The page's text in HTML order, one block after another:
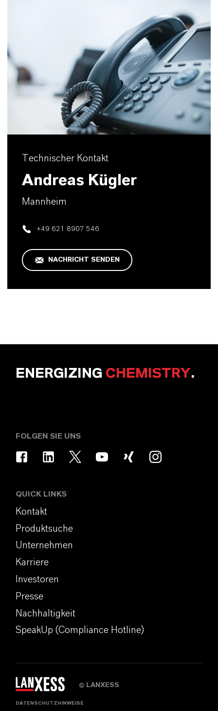
Technischer Kontakt
Andreas Kügler
Mannheim
+49 621 8907 546
NACHRICHT SENDEN
ENERGIZING CHEMISTRY.
FOLGEN SIE UNS
QUICK LINKS
Kontakt
Produktsuche
Unternehmen
Karriere
Investoren
Presse
Nachhaltigkeit
SpeakUp (Compliance Hotline)
© LANXESS
DATENSCHUTZHINWEISE